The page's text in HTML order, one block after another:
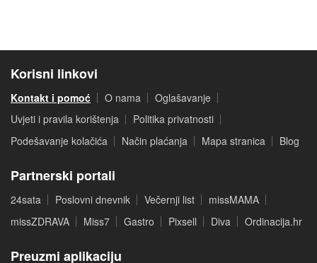
Korisni linkovi
Kontakt i pomoć O nama
Oglašavanje
Uvjeti i pravila korištenja
Politika privatnosti
Podešavanje kolačića
Način plaćanja Mapa stranica Blog
Partnerski portali
24sata Poslovni dnevnik Večernji list
missMAMA
missZDRAVA
Miss7 Gastro Pixsell Diva Ordinacija.hr
Preuzmi aplikaciju